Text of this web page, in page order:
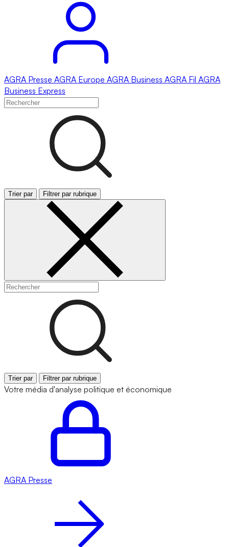
AGRA Presse AGRA Europe AGRA Business AGRA Fil AGRA
Business Express
Trier par Filtrer par rubrique
Trier par Filtrer par rubrique
Votre média d'analyse politique et économique
AGRA Presse